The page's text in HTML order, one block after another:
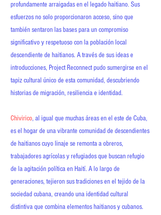
profundamente arraigadas en el legado haitiano. Sus
esfuerzos no solo proporcionaron acceso, sino que
también sentaron las bases para un compromiso
significativo y respetuoso con la población local
descendiente de haitianos. A través de sus ideas e
introducciones, Project Reconnect pudo sumergirse en el
tapiz cultural único de esta comunidad, descubriendo
historias de migración, resiliencia e identidad.
Chivirico, al igual que muchas áreas en el este de Cuba,
es el hogar de una vibrante comunidad de descendientes
de haitianos cuyo linaje se remonta a obreros,
trabajadores agrícolas y refugiados que buscan refugio
de la agitación política en Haití. A lo largo de
generaciones, tejieron sus tradiciones en el tejido de la
sociedad cubana, creando una identidad cultural
distintiva que combina elementos haitianos y cubanos.